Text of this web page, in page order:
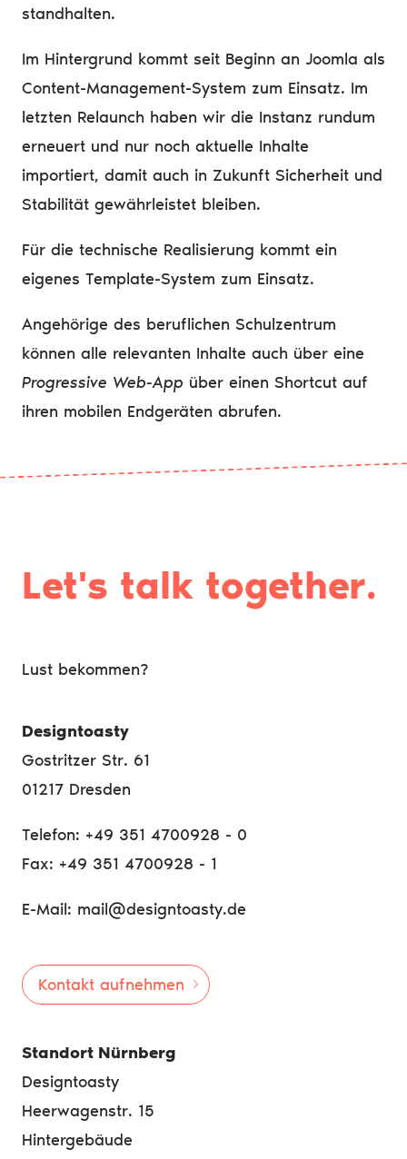
standhalten.
Im Hintergrund kommt seit Beginn an Joomla als
Content-Management-System zum Einsatz. Im
letzten Relaunch haben wir die Instanz rundum
erneuert und nur noch aktuelle Inhalte
importiert, damit auch in Zukunft Sicherheit und
Stabilität gewährleistet bleiben.
Für die technische Realisierung kommt ein
eigenes Template-System zum Einsatz.
Angehörige des beruflichen Schulzentrum
können alle relevanten Inhalte auch über eine
Progressive Web-App über einen Shortcut auf
ihren mobilen Endgeräten abrufen.
Let's talk together.
Lust bekommen?
Designtoasty
Gostritzer Str. 61
01217 Dresden
Telefon: +49 351 4700928 - 0
Fax: +49 351 4700928 - 1
E-Mail: mail@designtoasty.de
Kontakt aufnehmen
Standort Nürnberg
Designtoasty
Heerwagenstr. 15
Hintergebäude